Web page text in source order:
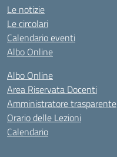
Le notizie
Le circolari
Calendario eventi
Albo Online
Albo Online
Area Riservata Docenti
Amministratore trasparente
Orario delle Lezioni
Calendario